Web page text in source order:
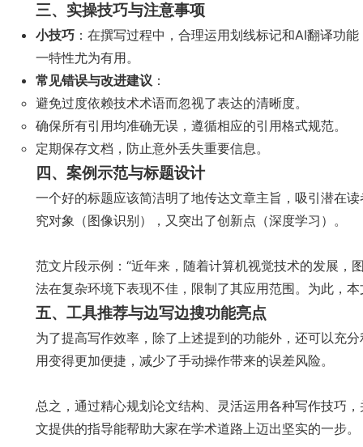
三、实操技巧与注意事项
小技巧 ：在撰写过程中，合理运用划线标记和AI翻译功
一特性尤为有用。
常见错误与改进建议 ：
避免过度依赖技术术语而忽视了表达的清晰度。
确保所有引用均准确无误，遵循相应的引用格式规范。
定期保存文档，防止意外丢失重要信息。
四、案例示范与标题设计
一个好的标题应该简洁明了地传达文章主旨，吸引潜在
究对象（图像识别），又突出了创新点（深度学习）。
范文片段示例：“近年来，随着计算机视觉技术的发展
法在复杂环境下表现不佳，限制了其应用范围。为此，
五、工具推荐与边写边搜功能亮点
为了提高写作效率，除了上述提到的功能外，还可以充
用变得更加便捷，减少了手动操作带来的误差风险。
总之，通过精心规划论文结构、灵活运用各种写作技巧
文提供的指导能帮助大家在学术道路上迈出坚实的一步。